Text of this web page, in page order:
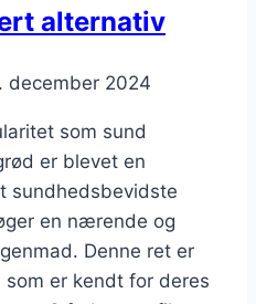
alternativ
december 2024
som sund
er blevet en
sundhedsbevidste
en nærende og
Denne ret er
er kendt for deres